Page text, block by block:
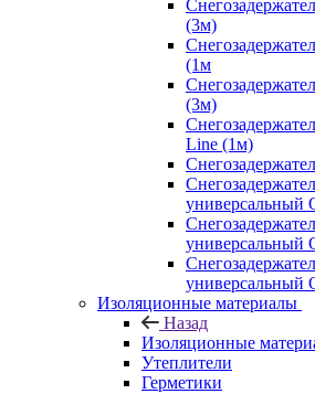
(3м)
(1м
(3м)
Line (1м)
универсальный
универсальный
универсальный
Изоляционные материалы
Назад
Изоляционные
Утеплители
Герметики